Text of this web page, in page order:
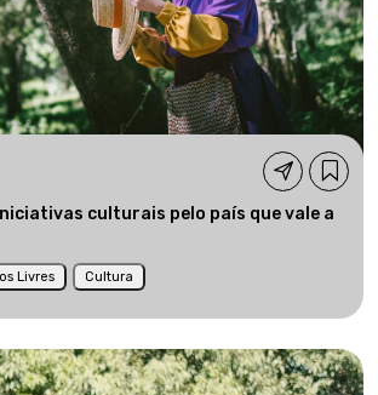
culturais pelo país que vale a
Livres Cultura